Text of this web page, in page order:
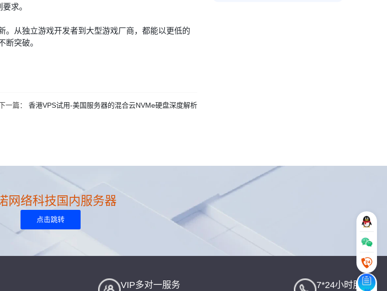
求。
从独立游戏开发者到大型游戏厂商，都能以更低的
突破。
一篇： 香港VPS试用-美国服务器的混合云NVMe硬盘深度解析
网络科技国内服务器
点击跳转
VIP多对一服务 7*24小时服务